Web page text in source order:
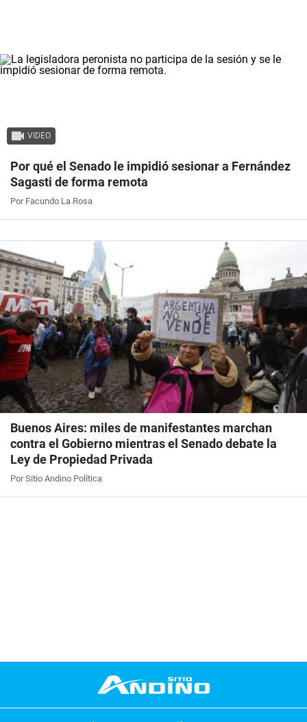
VIDEO
Por qué el Senado le impidió sesionar a Fernández
Sagasti de forma remota
Por Facundo La Rosa
Buenos Aires: miles de manifestantes marchan
contra el Gobierno mientras el Senado debate la
Ley de Propiedad Privada
Por Sitio Andino Política